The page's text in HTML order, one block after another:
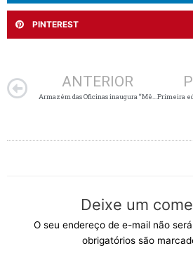
PINTEREST
Anterior
ANTERIOR
Armazém das Oficinas inaugura “Mês Solidário” no The Mall Villa Bella
Deixe um
O seu endereço de e-mail não
obrigatórios são